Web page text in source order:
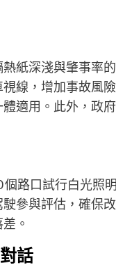
紙深淺與肇事率
線，增加事故風
適用。此外，政
個路口試行白光照
參與評估，確保
。
話